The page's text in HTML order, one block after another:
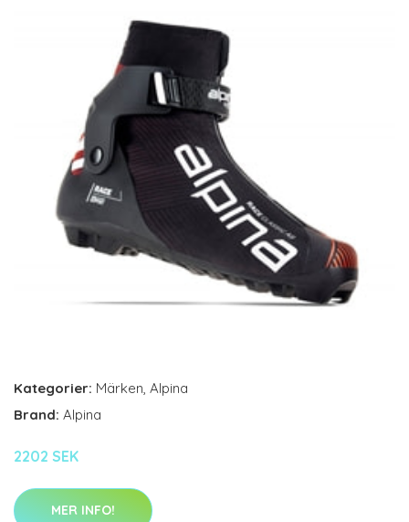
Kategorier: Märken, Alpina
Brand: Alpina
2202 SEK
MER INFO!